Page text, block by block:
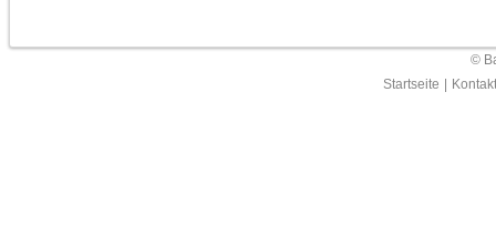
©
Startseite
Kontakt